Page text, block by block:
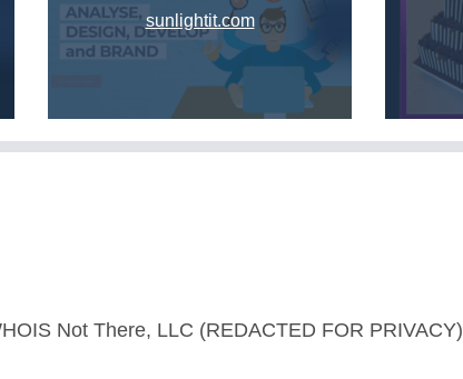
sunlightit.com
Not There, LLC (REDACTED FOR PRIVACY)